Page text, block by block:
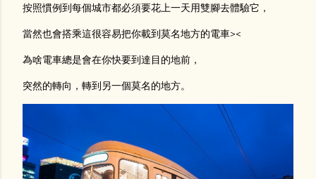
按照慣例到每個城市都必須要花上一天用雙腳去體驗它，
當然也會搭乘這很容易把你載到莫名地方的電車><
為啥電車總是會在你快要到達目的地前，
突然的轉向，轉到另一個莫名的地方。